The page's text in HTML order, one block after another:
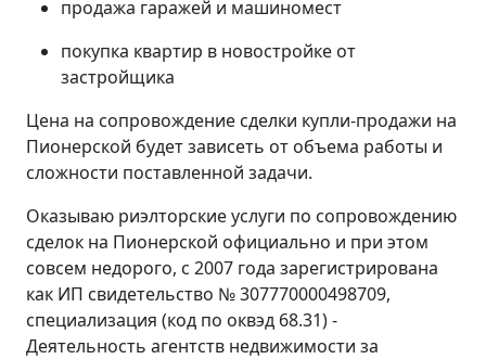
продажа гаражей и машиномест
покупка квартир в новостройке от
застройщика
Цена на сопровождение сделки купли-продажи на
Пионерской будет зависеть от объема работы и
сложности поставленной задачи.
Оказываю риэлторские услуги по сопровождению
сделок на Пионерской официально и при этом
совсем недорого, с 2007 года зарегистрирована
как ИП свидетельство № 307770000498709,
специализация (код по оквэд 68.31) -
Деятельность агентств недвижимости за